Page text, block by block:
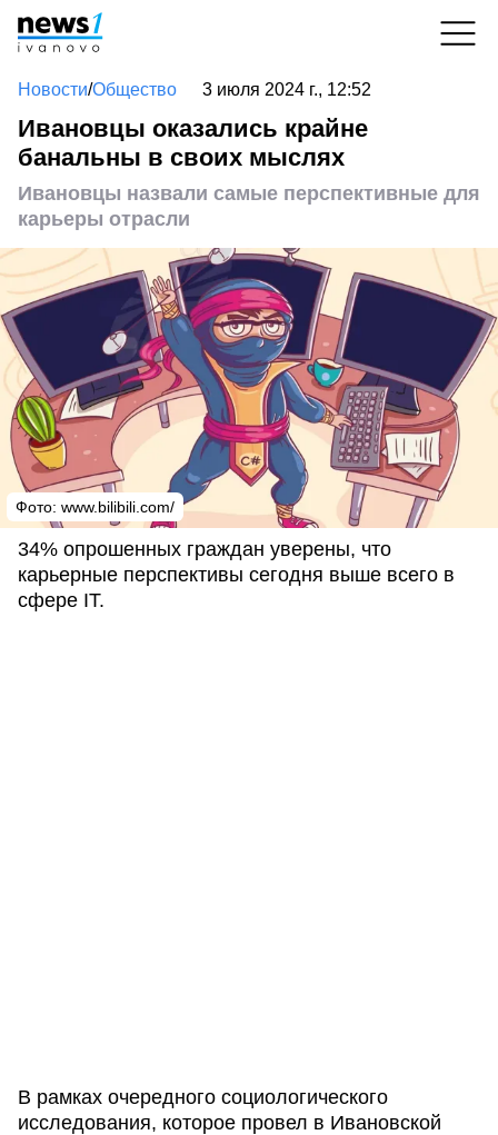
Новости/Общество 3 июля 2024 г., 12:52
Ивановцы оказались крайне
банальны в своих мыслях
Ивановцы назвали самые перспективные для
карьеры отрасли
Фото: www.bilibili.com/
34% опрошенных граждан уверены, что
карьерные перспективы сегодня выше всего в
сфере IT.
В рамках очередного социологического
исследования, которое провел в Ивановской